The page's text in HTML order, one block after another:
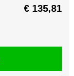
€ 135,81